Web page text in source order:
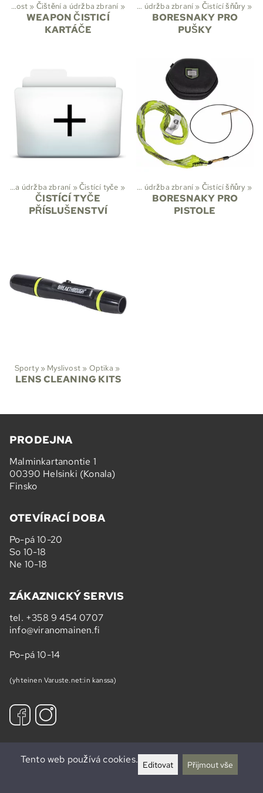
Myslivost ‪» Čištění a údržba zbraní ‪»
WEAPON ČISTICÍ
KARTÁČE
Sporty‪» Myslivost ‪» Čištění a údržba zbraní ‪» Čistící šňůry ‪»
BORESNAKY PRO
PUŠKY
Čištění a údržba zbraní ‪»Čistící tyče ‪»
ČISTÍCÍ TYČE
PŘÍSLUŠENSTVÍ
Sporty‪»Myslivost ‪» Čištění a údržba zbraní ‪» Čistící šňůry ‪»
BORESNAKY PRO
PISTOLE
Sporty ‪» Myslivost ‪» Optika ‪»
LENS CLEANING KITS
PRODEJNA
Malminkartanontie 1
00390 Helsinki (Konala)
Finsko
OTEVÍRACÍ DOBA
Po-pá 10-20
So 10-18
Ne 10-18
ZÁKAZNICKÝ SERVIS
tel. +358 9 454 0707
info@viranomainen.fi
Po-pá 10-14
(yhteinen Varuste.net:in kanssa)
Přihlásit se k odebírání newsletteru »
Tento web používá cookies. Editovat Přijmout vše